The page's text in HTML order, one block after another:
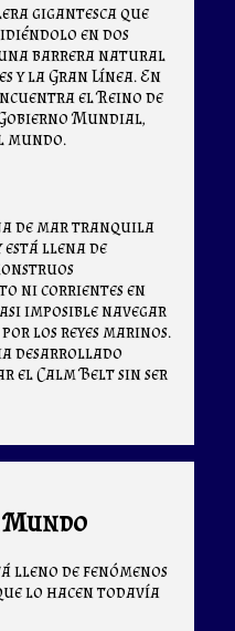
gigantesca que
en dos
una barrera natural
y la Gran Línea. En
el Reino de
Mundial,
mundo.
de mar tranquila
está llena de
ni corrientes en
imposible navegar
los reyes marinos.
desarrollado
el Calm Belt sin ser
lleno de fenómenos
lo hacen todavía